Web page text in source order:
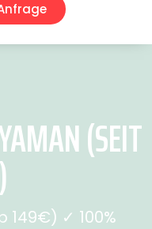
(SEIT
149€) ✓ 100%